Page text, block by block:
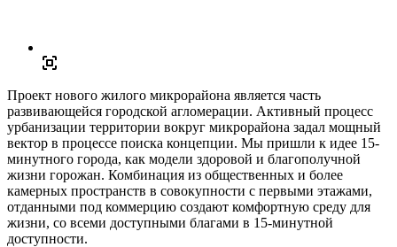
Проект нового жилого микрорайона является часть
развивающейся городской агломерации. Активный процесс
урбанизации территории вокруг микрорайона задал мощный
вектор в процессе поиска концепции. Мы пришли к идее 15-
минутного города, как модели здоровой и благополучной
жизни горожан. Комбинация из общественных и более
камерных пространств в совокупности с первыми этажами,
отданными под коммерцию создают комфортную среду для
жизни, со всеми доступными благами в 15-минутной
доступности.